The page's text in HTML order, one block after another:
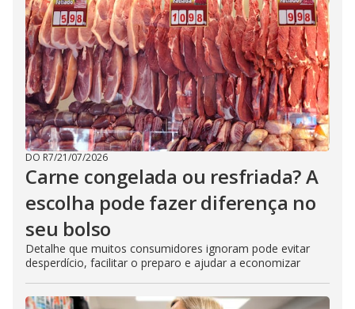
DO R7/21/07/2026
Carne congelada ou resfriada? A
escolha pode fazer diferença no
seu bolso
Detalhe que muitos consumidores ignoram pode evitar
desperdício, facilitar o preparo e ajudar a economizar